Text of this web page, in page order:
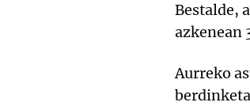
Bestalde,
azkenean
Aurreko